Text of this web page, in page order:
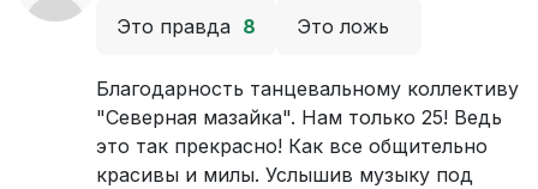
Это правда 8 Это ложь
Благодарность танцевальному коллективу
"Северная мазайка". Нам только 25! Ведь
это так прекрасно! Как все общительно
красивы и милы. Услышив музыку под